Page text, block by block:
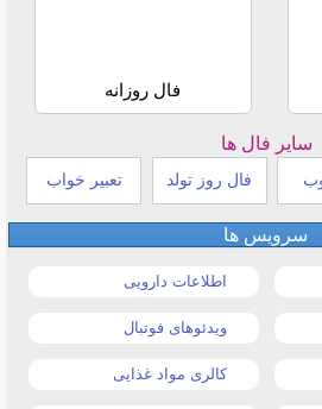
فال روزانه
سایر فال ها
فال روز تولد تعبیر خواب
سرویس ها
اطلاعات دارویی
ویدئوهای فوتبال
کالری مواد غذایی